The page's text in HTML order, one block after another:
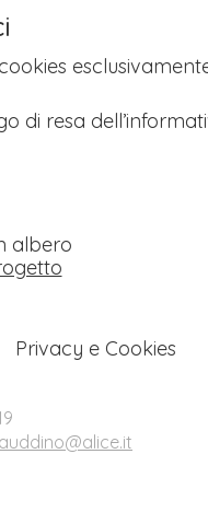
di resa
albero
Privacy e Cookies